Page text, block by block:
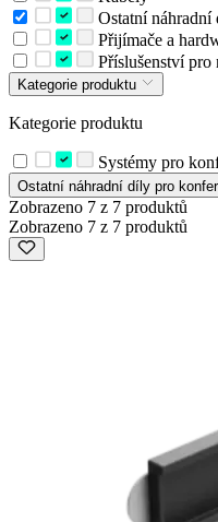
Ostatní
Přijímače a
Příslušenství pro
Kategorie produktu
Kategorie produktu
Systémy pro
Ostatní náhradní díly pro
Zobrazeno 7 z 7 produktů
Zobrazeno 7 z 7 produktů